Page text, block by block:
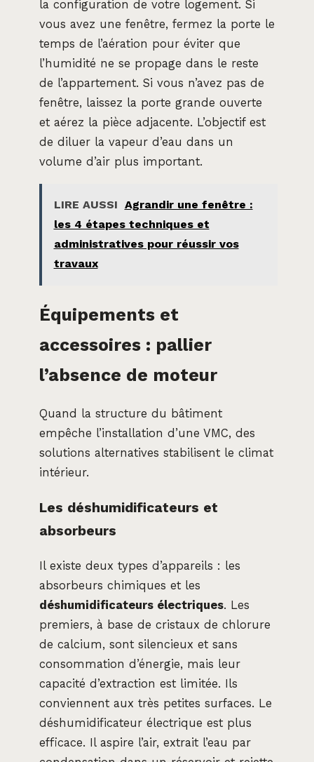
la configuration de votre logement. Si
vous avez une fenêtre, fermez la porte le
temps de l’aération pour éviter que
l’humidité ne se propage dans le reste
de l’appartement. Si vous n’avez pas de
fenêtre, laissez la porte grande ouverte
et aérez la pièce adjacente. L’objectif est
de diluer la vapeur d’eau dans un
volume d’air plus important.
LIRE AUSSI Agrandir une fenêtre :
les 4 étapes techniques et
administratives pour réussir vos
travaux
Équipements et
accessoires : pallier
l’absence de moteur
Quand la structure du bâtiment
empêche l’installation d’une VMC, des
solutions alternatives stabilisent le climat
intérieur.
Les déshumidificateurs et
absorbeurs
Il existe deux types d’appareils : les
absorbeurs chimiques et les
déshumidificateurs électriques. Les
premiers, à base de cristaux de chlorure
de calcium, sont silencieux et sans
consommation d’énergie, mais leur
capacité d’extraction est limitée. Ils
conviennent aux très petites surfaces. Le
déshumidificateur électrique est plus
efficace. Il aspire l’air, extrait l’eau par